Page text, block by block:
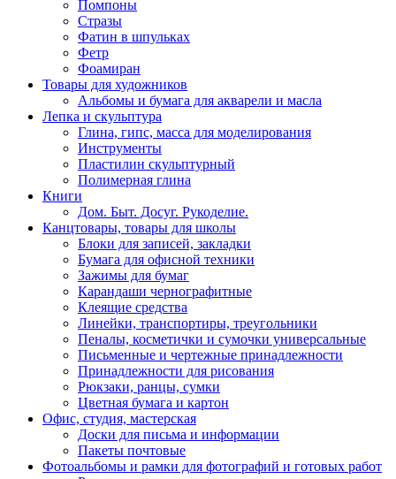
Помпоны
Стразы
Фатин в шпульках
Фетр
Фоамиран
Товары для художников
Альбомы и бумага для акварели и масла
Лепка и скульптура
Глина, гипс, масса для моделирования
Инструменты
Пластилин скульптурный
Полимерная глина
Книги
Дом. Быт. Досуг. Рукоделие.
Канцтовары, товары для школы
Блоки для записей, закладки
Бумага для офисной техники
Зажимы для бумаг
Карандаши чернографитные
Клеящие средства
Линейки, транспортиры, треугольники
Пеналы, косметички и сумочки универсальные
Письменные и чертежные принадлежности
Принадлежности для рисования
Рюкзаки, ранцы, сумки
Цветная бумага и картон
Офис, студия, мастерская
Доски для письма и информации
Пакеты почтовые
Фотоальбомы и рамки для фотографий и готовых работ